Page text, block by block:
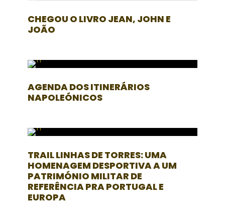
CHEGOU O LIVRO JEAN, JOHN E
JOÃO
AGENDA DOS ITINERÁRIOS
NAPOLEÓNICOS
TRAIL LINHAS DE TORRES: UMA
HOMENAGEM DESPORTIVA A UM
PATRIMÓNIO MILITAR DE
REFERÊNCIA PRA PORTUGAL E
EUROPA